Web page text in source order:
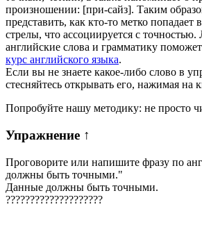
произношении: [при-сайз]. Таким
представить, как кто-то метко
стрелы, что ассоциируется с
английские слова и грамматику
курс английского языка.
Если вы не знаете какое-либо слово в
стесняйтесь открывать его, нажимая на
Попробуйте нашу методику: не просто
Упражнение ↑
Проговорите или напишите фразу по
должны быть точными."
Данные должны быть точными.
????????????????????